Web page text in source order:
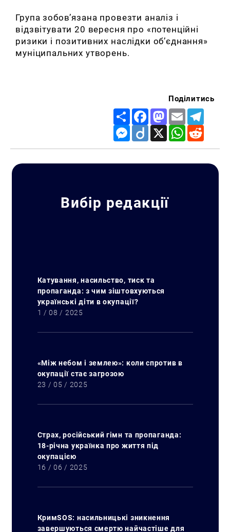
Група зобов’язана провезти аналіз і
відзвітувати 20 вересня про «потенційні
ризики і позитивних наслідки об’єднання»
муніципальних утворень.
Поділитись
Share FacebookMastodon
Email
Messenger
Diigo X WhatsApp
Вибір редакції
Катування, насильство, тиск та
пропаганда: з чим зіштовхуються
українські діти в окупації?
1 / 08 / 2025
«Між небом і землею»: коли спротив в
окупації стає загрозою
23 / 05 / 2025
Страх, російський гімн та пропаганда:
18-річна українка про життя під
окупацією
16 / 06 / 2025
КримSOS: насильницькі зникнення
завершуються смертю найчастіше для